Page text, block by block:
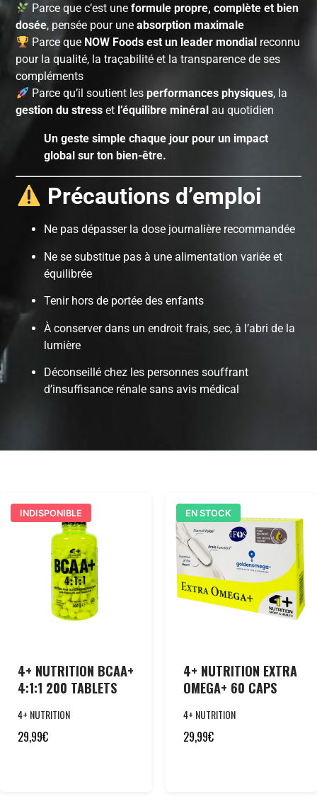
Parce que c’est une formule propre, complète et bien
dosée, pensée pour uneabsorption maximale
Parce que NOW Foods est un leader mondial reconnu
pour la qualité, la traçabilité et la transparence de ses
compléments
Parce qu’il soutient les performances physiques, la
gestion du stress et l’équilibre minéral au quotidien
Un geste simple chaque jour pour un impact
global sur ton bien-être.
Précautions d’emploi
Ne pas dépasser la dose journalière recommandée
Ne se substitue pas à une alimentation variée et
équilibrée
Tenir hors de portée des enfants
À conserver dans un endroit frais, sec, à l’abri de la
lumière
Déconseillé chez les personnes souffrant
d’insuffisance rénale sans avis médical
INDISPONIBLE
4+ NUTRITION BCAA+
4:1:1 200 TABLETS
4+ NUTRITION
29,99€
EN STOCK
4+ NUTRITION EXTRA
OMEGA+ 60 CAPS
4+ NUTRITION
29,99€